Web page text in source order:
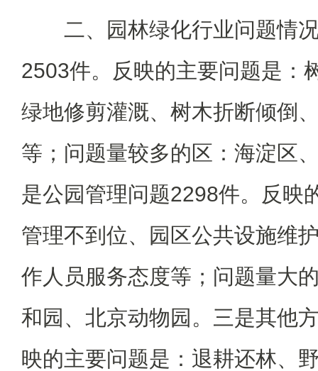
二、园林绿化行业问题情
2503件。反映的主要问题是：
绿地修剪灌溉、树木折断倾倒
等；问题量较多的区：海淀区
是公园管理问题2298件。反映
管理不到位、园区公共设施维
作人员服务态度等；问题量大
和园、北京动物园。三是其他
映的主要问题是：退耕还林、